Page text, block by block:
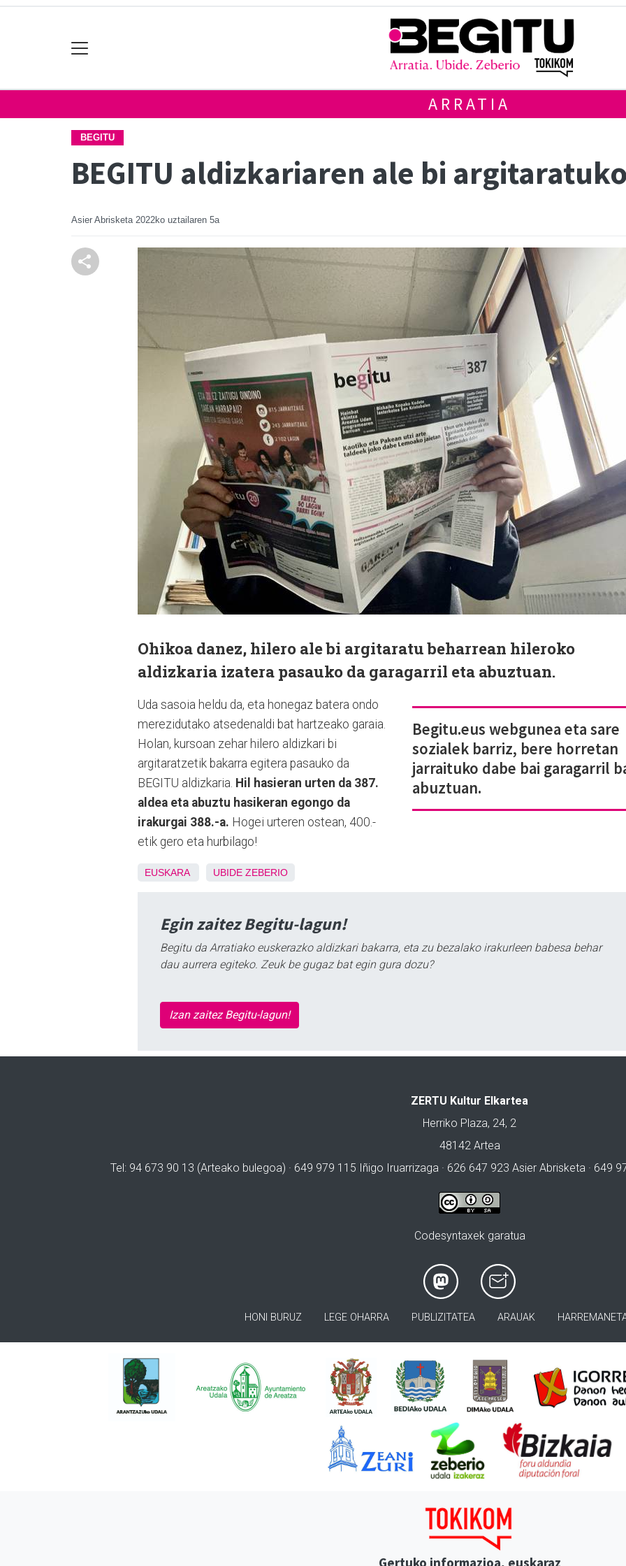
ARRATIA
BEGITU
BEGITU aldizkariaren ale bi
Asier Abrisketa 2022ko uztailaren 5a
Ohikoa danez, hilero ale bi argitaratu beharrean hileroko
aldizkaria izatera pasauko da garagarril eta abuztuan.
Begitu.eus webgunea eta sare
sozialek barriz, bere horretan
jarraituko dabe bai garagarril
abuztuan.
Uda sasoia heldu da, eta honegaz batera ondo
merezidutako atsedenaldi bat hartzeako garaia.
Holan, kursoan zehar hilero aldizkari bi
argitaratzetik bakarra egitera pasauko da
BEGITU aldizkaria. Hil hasieran urten da 387.
aldea eta abuztu hasikeran egongo da
irakurgai 388.-a. Hogei urteren ostean, 400.-
etik gero eta hurbilago!
EUSKARA UBIDE ZEBERIO
Egin zaitez Begitu-lagun!
Begitu da Arratiako euskerazko aldizkari bakarra, eta zu bezalako irakurleen babesa behar
dau aurrera egiteko. Zeuk be gugaz bat egin gura dozu?
Izan zaitez Begitu-lagun!
ZERTU Kultur Elkartea
Herriko Plaza, 24, 2
48142 Artea
Tel: 94 673 90 13 (Arteako bulegoa) · 649 979 115 Iñigo Iruarrizaga · 626 647 923 Asier Abrisketa · 649
Codesyntaxek garatua
HONI BURUZ LEGE OHARRA PUBLIZITATEA ARAUAK